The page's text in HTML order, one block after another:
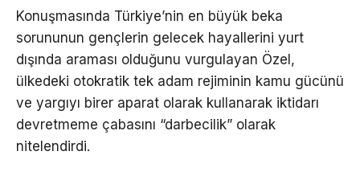
Konuşmasında Türkiye’nin en büyük beka
sorununun gençlerin gelecek hayallerini yurt
dışında araması olduğunu vurgulayan Özel,
ülkedeki otokratik tek adam rejiminin kamu gücünü
ve yargıyı birer aparat olarak kullanarak iktidarı
devretmeme çabasını “darbecilik” olarak
nitelendirdi.